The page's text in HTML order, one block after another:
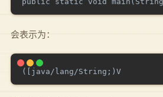
会表示为：